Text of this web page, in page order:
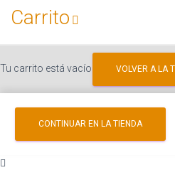
Carrito
Tu carrito está vacío VOLVER A LA
CONTINUAR EN LA TIENDA